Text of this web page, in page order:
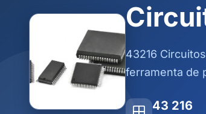
43216
ferramenta de
43 216